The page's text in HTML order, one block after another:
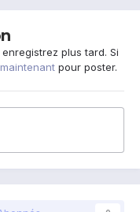
plus tard. Si
pour poster.